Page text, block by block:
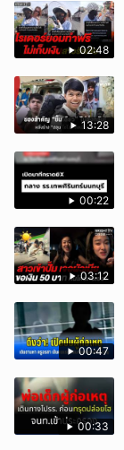
02:48
13:28
00:22
03:12
00:47
00:33